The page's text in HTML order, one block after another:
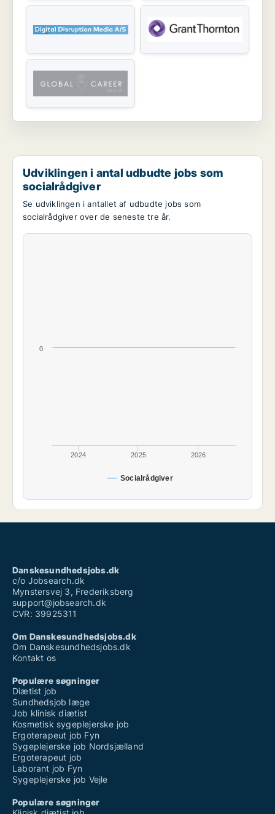
Udviklingen i antal udbudte jobs som
socialrådgiver
Se udviklingen i antallet af udbudte jobs som
socialrådgiver over de seneste tre år.
Socialrådgiver
2024 2025 2026
0
Danskesundhedsjobs.dk
c/o Jobsearch.dk
Mynstersvej 3, Frederiksberg
support@jobsearch.dk
CVR: 39925311
Om Danskesundhedsjobs.dk
Om Danskesundhedsjobs.dk
Kontakt os
Populære søgninger
Diætist job
Sundhedsjob læge
Job klinisk diætist
Kosmetisk sygeplejerske job
Ergoterapeut job Fyn
Sygeplejerske job Nordsjælland
Ergoterapeut job
Laborant job Fyn
Sygeplejerske job Vejle
Populære søgninger